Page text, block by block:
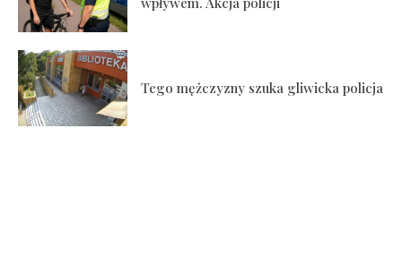
Tego mężczyzny szuka gliwicka policja